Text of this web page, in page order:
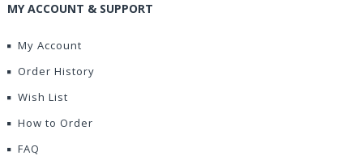
MY ACCOUNT & SUPPORT
My Account
Order History
Wish List
How to Order
FAQ